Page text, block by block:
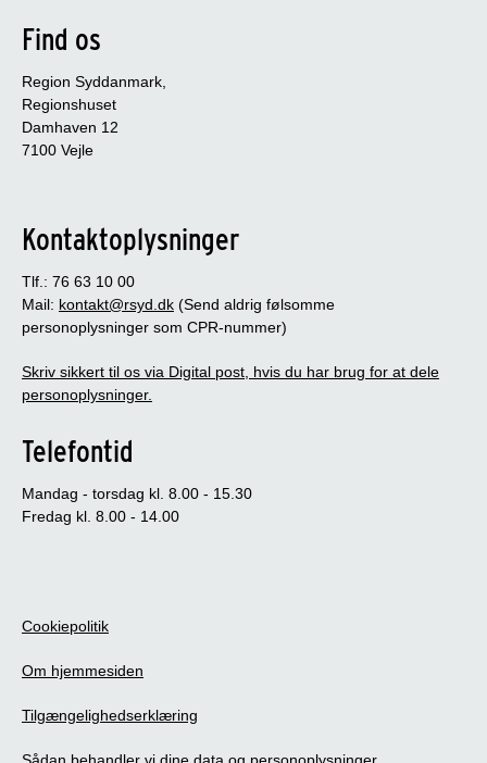
Find os
Region Syddanmark,
Regionshuset
Damhaven 12
7100 Vejle
Kontaktoplysninger
Tlf.: 76 63 10 00
Mail: kontakt@rsyd.dk (Send aldrig følsomme
personoplysninger som CPR-nummer)
Skriv sikkert til os via Digital post, hvis du har brug for at dele
personoplysninger.
Telefontid
Mandag - torsdag kl. 8.00 - 15.30
Fredag kl. 8.00 - 14.00
Cookiepolitik
Om hjemmesiden
Tilgængelighedserklæring